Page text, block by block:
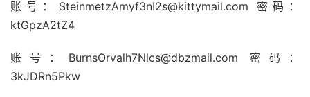
账号：SteinmetzAmyf3nI2s@kittymail.com 密码：
ktGpzA2tZ4
账号：BurnsOrvalh7Nlcs@dbzmail.com 密码：
3kJDRn5Pkw